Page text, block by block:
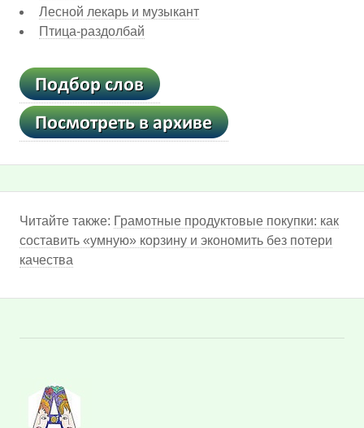
Лесной лекарь и музыкант
Птица-раздолбай
Читайте также: Грамотные продуктовые покупки: как
составить «умную» корзину и экономить без потери
качества